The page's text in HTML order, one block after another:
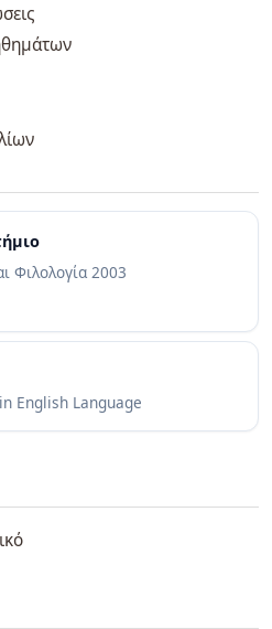
Φιλολογία 2003
English Language